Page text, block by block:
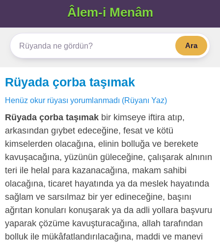
Âlem-i Menâm
Ara
Rüyada çorba taşımak
Henüz okur rüyası yorumlanmadı (Rüyanı Yaz)
Rüyada çorba taşımak bir kimseye iftira atıp,
arkasından gıybet edeceğine, fesat ve kötü
kimselerden olacağına, elinin bolluğa ve berekete
kavuşacağına, yüzünün güleceğine, çalışarak alnının
teri ile helal para kazanacağına, makam sahibi
olacağına, ticaret hayatında ya da meslek hayatında
sağlam ve sarsılmaz bir yer edineceğine, başını
ağrıtan konuları konuşarak ya da adli yollara başvuru
yaparak çözüme kavuşturacağına, allah tarafından
bolluk ile mükâfatlandırılacağına, maddi ve manevi